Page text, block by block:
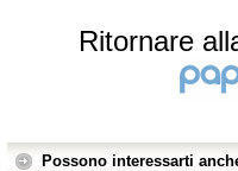
Ritornare
Possono interessarti